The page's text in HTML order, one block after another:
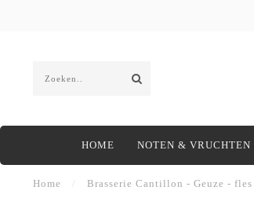
HOME NOTEN & VRUCHTEN
Home Brasserie Cantillon - Geuze -